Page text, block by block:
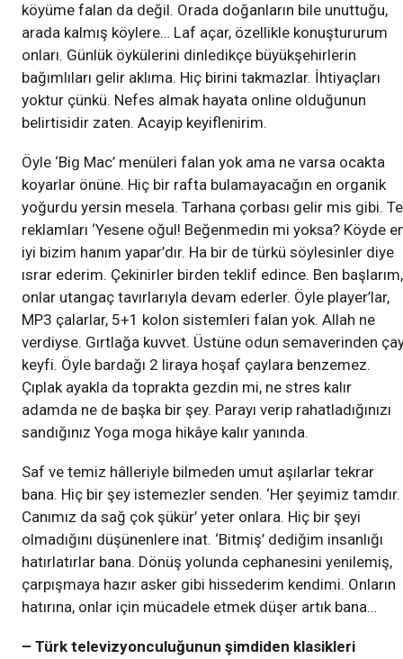
köyüme falan da değil. Orada doğanların bile unuttuğu,
arada kalmış köylere… Laf açar, özellikle konuştururum
onları. Günlük öykülerini dinledikçe büyükşehirlerin
bağımlıları gelir aklıma. Hiç birini takmazlar. İhtiyaçları
yoktur çünkü. Nefes almak hayata online olduğunun
belirtisidir zaten. Acayip keyiflenirim.
Öyle ‘Big Mac’ menüleri falan yok ama ne varsa ocakta
koyarlar önüne. Hiç bir rafta bulamayacağın en organik
yoğurdu yersin mesela. Tarhana çorbası gelir mis gibi.
reklamları ‘Yesene oğul! Beğenmedin mi yoksa? Köyde
iyi bizim hanım yapar’dır. Ha bir de türkü söylesinler diye
ısrar ederim. Çekinirler birden teklif edince. Ben başlarım,
onlar utangaç tavırlarıyla devam ederler. Öyle player’lar,
MP3 çalarlar, 5+1 kolon sistemleri falan yok. Allah ne
verdiyse. Gırtlağa kuvvet. Üstüne odun semaverinden
keyfi. Öyle bardağı 2 liraya hoşaf çaylara benzemez.
Çıplak ayakla da toprakta gezdin mi, ne stres kalır
adamda ne de başka bir şey. Parayı verip rahatladığınızı
sandığınız Yoga moga hikâye kalır yanında.
Saf ve temiz hâlleriyle bilmeden umut aşılarlar tekrar
bana. Hiç bir şey istemezler senden. ‘Her şeyimiz tamdır.
Canımız da sağ çok şükür’ yeter onlara. Hiç bir şeyi
olmadığını düşünenlere inat. ‘Bitmiş’ dediğim insanlığı
hatırlatırlar bana. Dönüş yolunda cephanesini yenilemiş,
çarpışmaya hazır asker gibi hissederim kendimi. Onların
hatırına, onlar için mücadele etmek düşer artık bana…
– Türk televizyonculuğunun şimdiden klasikleri